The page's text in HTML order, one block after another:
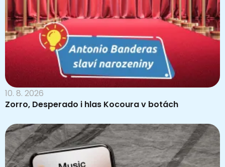
10. 8. 2026
Zorro, Desperado i hlas Kocoura v botách